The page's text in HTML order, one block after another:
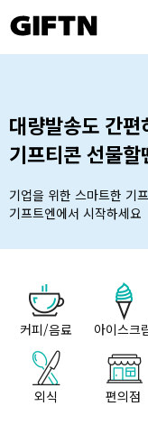
기프티콘 선물할
기업을 위한 스마트한 기
커피/음료 아이스크
외식 편의점